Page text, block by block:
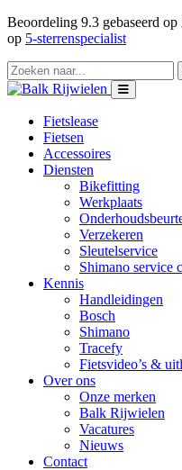
Beoordeling 9.3 gebaseerd op
op 5-sterrenspecialist
Fietslease
Fietsen
Accessoires
Diensten
Bikefitting
Werkplaats
Verzekeren
Sleutelservice
Shimano service
Kennis
Handleidingen
Bosch
Shimano
Tracefy
Fietsvideo’s &
Over ons
Onze merken
Balk Rijwielen
Vacatures
Nieuws
Contact